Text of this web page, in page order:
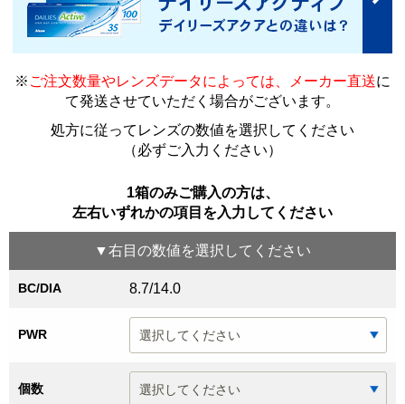
※ ご注文数量やレンズデータによっては、メーカー直送に
て発送させていただく場合がございます。
処方に従ってレンズの数値を選択してください
（必ずご入力ください）
1箱のみご購入の方は、
左右いずれかの項目を入力してください
▼右目 の数値を選択してください
BC/DIA 8.7/14.0
PWR
個数